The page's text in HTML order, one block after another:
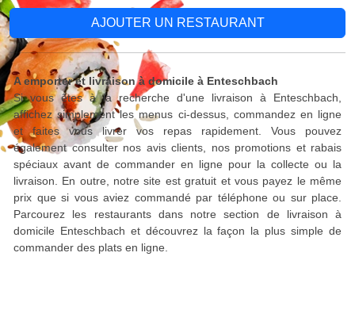
AJOUTER UN RESTAURANT
A emporter et livraison à domicile à Enteschbach
Si vous êtes à la recherche d'une livraison à Enteschbach,
affichez simplement les menus ci-dessus, commandez en ligne
et faites vous livrer vos repas rapidement. Vous pouvez
également consulter nos avis clients, nos promotions et rabais
spéciaux avant de commander en ligne pour la collecte ou la
livraison. En outre, notre site est gratuit et vous payez le même
prix que si vous aviez commandé par téléphone ou sur place.
Parcourez les restaurants dans notre section de livraison à
domicile Enteschbach et découvrez la façon la plus simple de
commander des plats en ligne.